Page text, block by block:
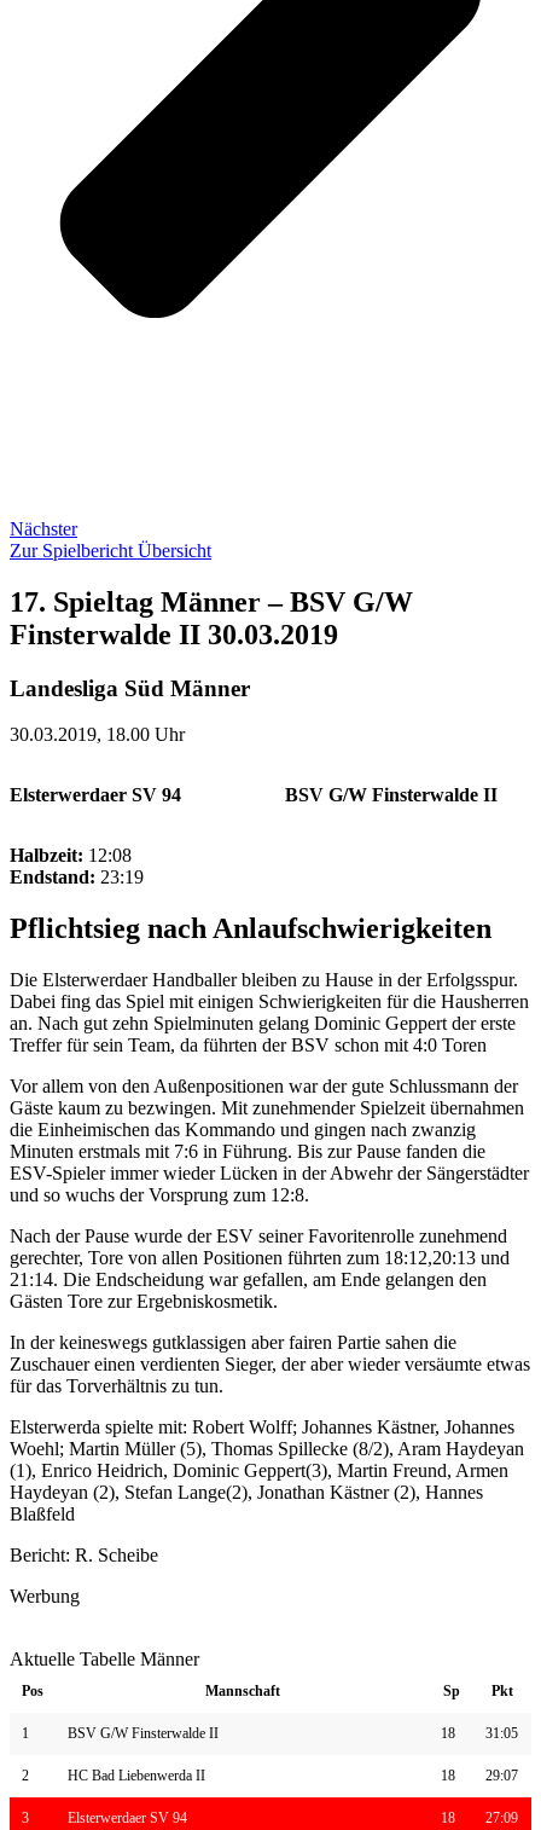
Nächster
Zur Spielbericht Übersicht
17. Spieltag Männer – BSV G/W
Finsterwalde II 30.03.2019
Landesliga Süd Männer
30.03.2019, 18.00 Uhr
Elsterwerdaer SV 94 BSV G/W Finsterwalde II
Halbzeit: 12:08
Endstand: 23:19
Pflichtsieg nach Anlaufschwierigkeiten
Die Elsterwerdaer Handballer bleiben zu Hause in der Erfolgsspur.
Dabei fing das Spiel mit einigen Schwierigkeiten für die Hausherren
an. Nach gut zehn Spielminuten gelang Dominic Geppert der erste
Treffer für sein Team, da führten der BSV schon mit 4:0 Toren
Vor allem von den Außenpositionen war der gute Schlussmann der
Gäste kaum zu bezwingen. Mit zunehmender Spielzeit übernahmen
die Einheimischen das Kommando und gingen nach zwanzig
Minuten erstmals mit 7:6 in Führung. Bis zur Pause fanden die
ESV-Spieler immer wieder Lücken in der Abwehr der Sängerstädter
und so wuchs der Vorsprung zum 12:8.
Nach der Pause wurde der ESV seiner Favoritenrolle zunehmend
gerechter, Tore von allen Positionen führten zum 18:12,20:13 und
21:14. Die Endscheidung war gefallen, am Ende gelangen den
Gästen Tore zur Ergebniskosmetik.
In der keineswegs gutklassigen aber fairen Partie sahen die
Zuschauer einen verdienten Sieger, der aber wieder versäumte etwas
für das Torverhältnis zu tun.
Elsterwerda spielte mit: Robert Wolff; Johannes Kästner, Johannes
Woehl; Martin Müller (5), Thomas Spillecke (8/2), Aram Haydeyan
(1), Enrico Heidrich, Dominic Geppert(3), Martin Freund, Armen
Haydeyan (2), Stefan Lange(2), Jonathan Kästner (2), Hannes
Blaßfeld
Bericht: R. Scheibe
Werbung
Aktuelle Tabelle Männer
Pos Mannschaft Sp Pkt
1 BSV G/W Finsterwalde II 18 31:05
2 HC Bad Liebenwerda II 18 29:07
3 Elsterwerdaer SV 94 18 27:09